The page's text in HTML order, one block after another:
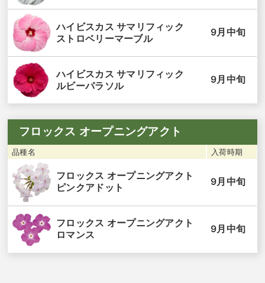
ハイビスカス サマリフィック
ストロベリーマーブル
9月中旬
ハイビスカス サマリフィック
ルビーパラソル
9月中旬
フロックス オープニングアクト
品種名 入荷時期
フロックス オープニングアクト
ピンクアドット
9月中旬
フロックス オープニングアクト
ロマンス
9月中旬